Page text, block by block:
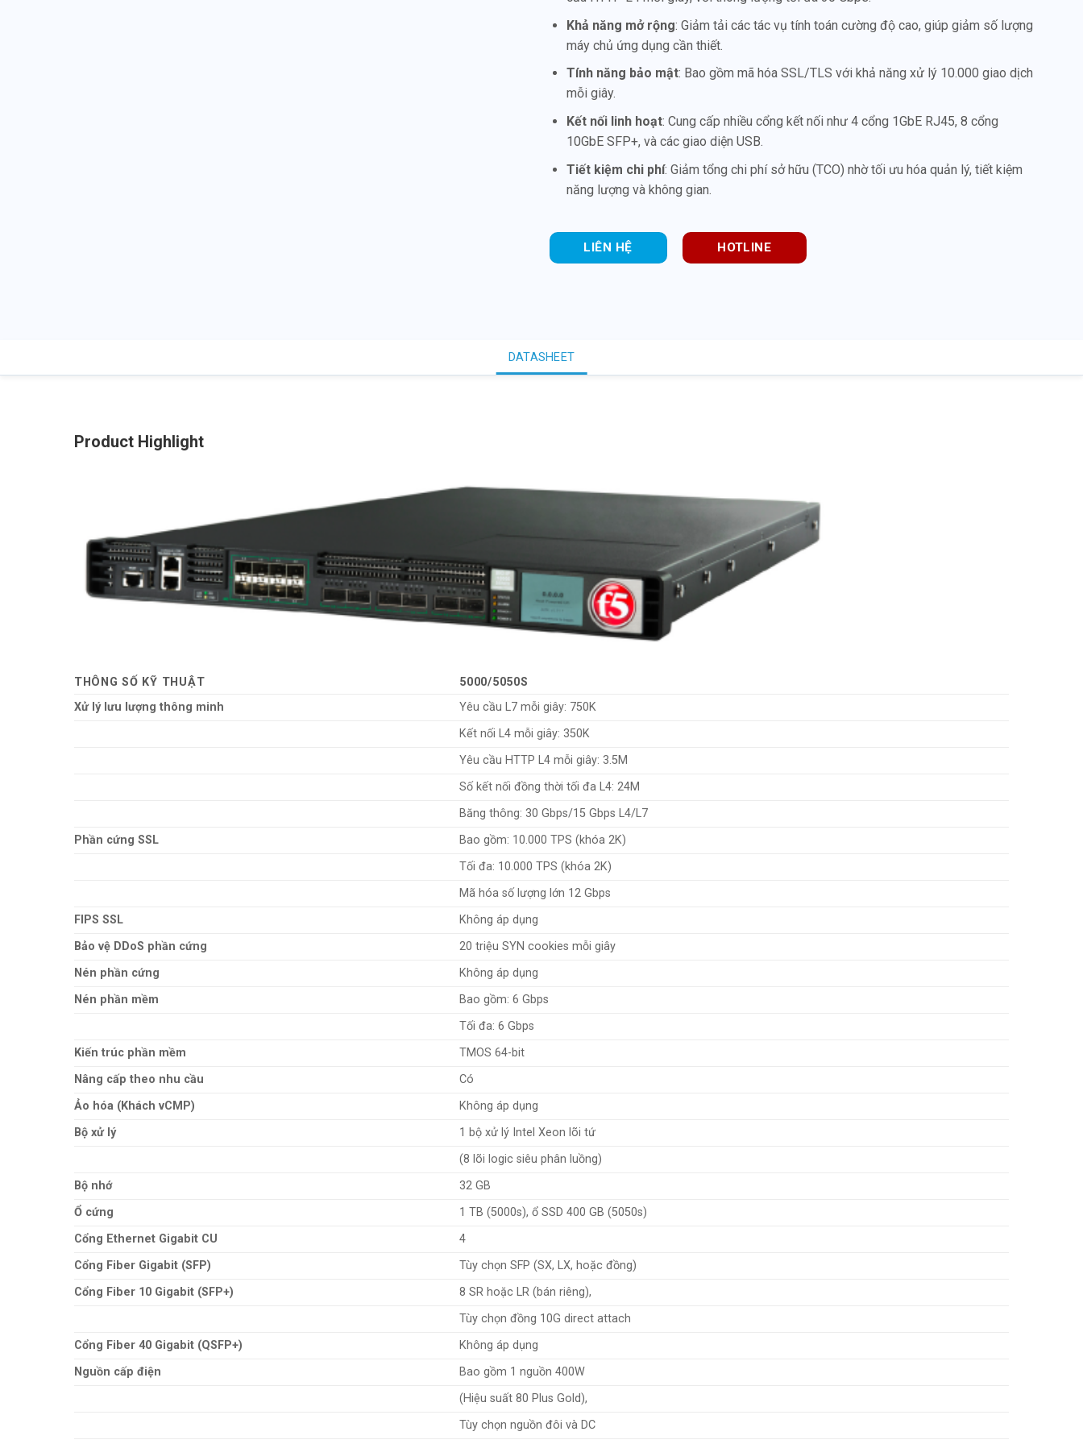
Khả năng mở rộng: Giảm tải các tác vụ tính toán cường độ cao, giúp giảm số lượng
máy chủ ứng dụng cần thiết.
Tính năng bảo mật: Bao gồm mã hóa SSL/TLS với khả năng xử lý 10.000 giao dịch
mỗi giây.
Kết nối linh hoạt: Cung cấp nhiều cổng kết nối như 4 cổng 1GbE RJ45, 8 cổng
10GbE SFP+, và các giao diện USB.
Tiết kiệm chi phí: Giảm tổng chi phí sở hữu (TCO) nhờ tối ưu hóa quản lý, tiết kiệm
năng lượng và không gian.
LIÊN HỆ HOTLINE
DATASHEET
Product Highlight
THÔNG SỐ KỸ THUẬT
5000/5050S
Xử lý lưu lượng thông minh
Yêu cầu L7 mỗi giây: 750K
Kết nối L4 mỗi giây: 350K
Yêu cầu HTTP L4 mỗi giây: 3.5M
Số kết nối đồng thời tối đa L4: 24M
Băng thông: 30 Gbps/15 Gbps L4/L7
Phần cứng SSL
Bao gồm: 10.000 TPS (khóa 2K)
Tối đa: 10.000 TPS (khóa 2K)
Mã hóa số lượng lớn 12 Gbps
FIPS SSL
Không áp dụng
Bảo vệ DDoS phần cứng
20 triệu SYN cookies mỗi giây
Nén phần cứng
Không áp dụng
Nén phần mềm
Bao gồm: 6 Gbps
Tối đa: 6 Gbps
Kiến trúc phần mềm
TMOS 64-bit
Nâng cấp theo nhu cầu
Có
Ảo hóa (Khách vCMP)
Không áp dụng
Bộ xử lý
1 bộ xử lý Intel Xeon lõi tứ
(8 lõi logic siêu phân luồng)
Bộ nhớ
32 GB
Ổ cứng
1 TB (5000s), ổ SSD 400 GB (5050s)
Cổng Ethernet Gigabit CU
4
Cổng Fiber Gigabit (SFP)
Tùy chọn SFP (SX, LX, hoặc đồng)
Cổng Fiber 10 Gigabit (SFP+)
8 SR hoặc LR (bán riêng),
Tùy chọn đồng 10G direct attach
Cổng Fiber 40 Gigabit (QSFP+)
Không áp dụng
Nguồn cấp điện
Bao gồm 1 nguồn 400W
(Hiệu suất 80 Plus Gold),
Tùy chọn nguồn đôi và DC